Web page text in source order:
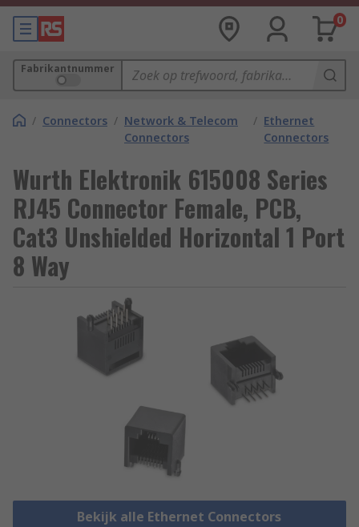
0
Fabrikantnummer
/ Connectors / Network & Telecom
Connectors
/ Ethernet
Connectors
Wurth Elektronik 615008 Series
RJ45 Connector Female, PCB,
Cat3 Unshielded Horizontal 1 Port
8 Way
Bekijk alle Ethernet Connectors